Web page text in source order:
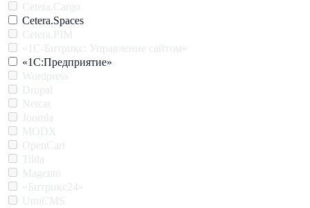
Cetera.Cargo
Cetera.Spaces
Cetera.PIM
«1С-Битрикс: Управление сайтом»
«1С:Предприятие»
Wordpress
Drupal
Netcat
Joomla
MODX
OpenCart
Tilda
Magento
«Битрикс24»
UmiCMS